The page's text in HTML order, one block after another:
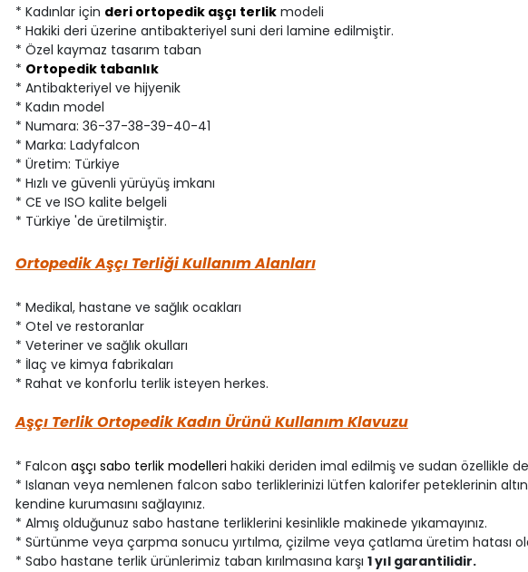
* Kadınlar için deri ortopedik aşçı terlikmodeli
* Hakiki deri üzerine antibakteriyel suni deri lamine edilmiştir.
* Özel kaymaz tasarım taban
* Ortopedik tabanlık
* Antibakteriyel ve hijyenik
* Kadın model
* Numara: 36-37-38-39-40-41
* Marka: Ladyfalcon
* Üretim: Türkiye
* Hızlı ve güvenli yürüyüş imkanı
* CE ve ISO kalite belgeli
* Türkiye 'de üretilmiştir.
Ortopedik Aşçı Terliği Kullanım Alanları
* Medikal, hastane ve sağlık ocakları
* Otel ve restoranlar
* Veteriner ve sağlık okulları
* İlaç ve kimya fabrikaları
* Rahat ve konforlu terlik isteyen herkes.
Aşçı Terlik Ortopedik Kadın Ürünü Kullanım Klavuzu
* Falcon aşçı sabo terlik modelleri hakiki deriden imal edilmiş ve sudan özellikle
* Islanan veya nemlenen falcon sabo terliklerinizi lütfen kalorifer peteklerinin
kendine kurumasını sağlayınız.
* Almış olduğunuz sabo hastane terliklerini kesinlikle makinede yıkamayınız.
* Sürtünme veya çarpma sonucu yırtılma, çizilme veya çatlama üretim hatası
* Sabo hastane terlik ürünlerimiz taban kırılmasına karşı 1 yıl garantilidir.